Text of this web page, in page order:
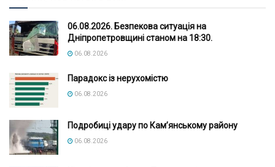
06.08.2026. Безпекова ситуація на
Дніпропетровщині станом на 18:30.
06.08.2026
Парадокс із нерухомістю
06.08.2026
Подробиці удару по Кам’янському району
06.08.2026